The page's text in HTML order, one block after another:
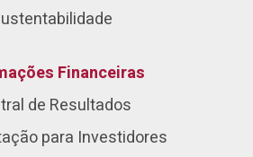
Financeiras
de Resultados
para Investidores